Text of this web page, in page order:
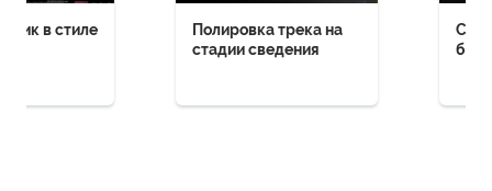
в стиле
Полировка трека на
стадии сведения
баса